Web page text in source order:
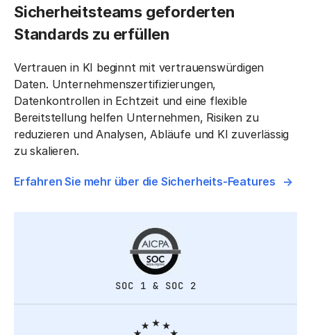
Sicherheitsteams geforderten
Standards zu erfüllen
Vertrauen in KI beginnt mit vertrauenswürdigen
Daten. Unternehmenszertifizierungen,
Datenkontrollen in Echtzeit und eine flexible
Bereitstellung helfen Unternehmen, Risiken zu
reduzieren und Analysen, Abläufe und KI zuverlässig
zu skalieren.
Erfahren Sie mehr über die Sicherheits-Features
SOC 1 & SOC 2